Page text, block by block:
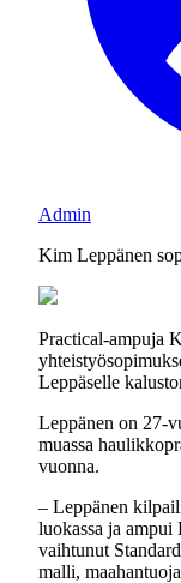
Admin
Kim Leppänen
Practical-ampuja
Leppäselle
Leppänen on 27-
muassa
vuonna.
– Leppänen
luokassa ja
vaihtunut
malli,